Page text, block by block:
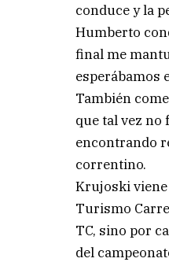
conduce y la
Humberto
final me
esperábamos
También
que tal vez
encontrando
correntino.
Krujoski viene
Turismo
TC, sino por
del